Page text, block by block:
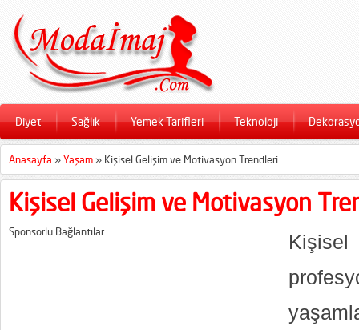
Diyet Sağlık Yemek Tarifleri Teknoloji
Anasayfa »Yaşam » Kişisel Gelişim ve Motivasyon Trendleri
Kişisel Gelişim ve Motivasyon
Sponsorlu Bağlantılar
Kişisel